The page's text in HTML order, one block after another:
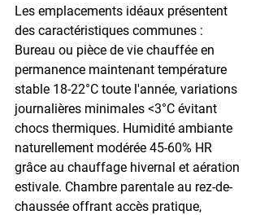
Les emplacements idéaux présentent
des caractéristiques communes :
Bureau ou pièce de vie chauffée en
permanence maintenant température
stable 18-22°C toute l'année, variations
journalières minimales <3°C évitant
chocs thermiques. Humidité ambiante
naturellement modérée 45-60% HR
grâce au chauffage hivernal et aération
estivale. Chambre parentale au rez-de-
chaussée offrant accès pratique,